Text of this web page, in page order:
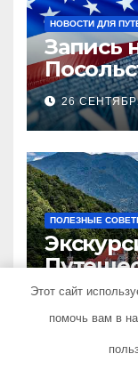
НОВОСТИ ДЛЯ
Запись
26
ПОЛЕЗНЫЕ
25 АВГУСТА
Этот сайт
помочь вам в